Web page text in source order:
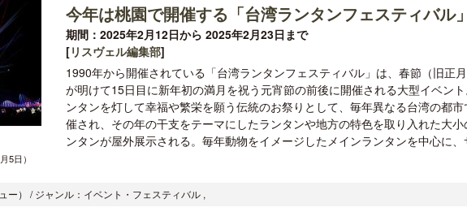
今年は桃園で開催する「台湾ランタンフェスティバル」
期間：2025年2月12日から 2025年2月23日まで
[リスヴェル編集部]
1990年から開催されている「台湾ランタンフェスティバル」は、春節（旧正月
が明けて15日目に新年初の満月を祝う元宵節の前後に開催される大型イベント
ンタンを灯して幸福や繁栄を願う伝統のお祭りとして、毎年異なる台湾の都市
催され、その年の干支をテーマにしたランタンや地方の特色を取り入れた大小
ンタンが屋外展示される。毎年動物をイメージしたメインランタンを中心に、
5日）
） / ジャンル：イベント・フェスティバル ,
ロサンゼルス観光局、ウォルト・ディ
ズニーゆかりのスポット10選を紹介
クアロア・ランチ、新予約
入のお知らせ